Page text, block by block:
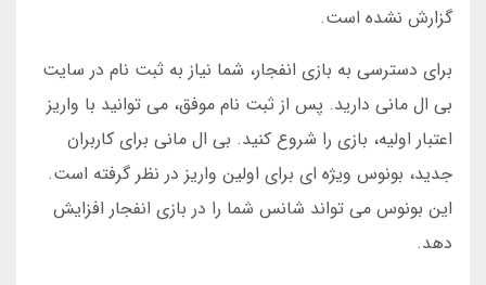
گزارش نشده است.
برای دسترسی به بازی انفجار، شما نیاز به ثبت نام در سایت
بی ال مانی دارید. پس از ثبت نام موفق، می توانید با واریز
اعتبار اولیه، بازی را شروع کنید. بی ال مانی برای کاربران
جدید، بونوس ویژه ای برای اولین واریز در نظر گرفته است.
این بونوس می تواند شانس شما را در بازی انفجار افزایش
دهد.